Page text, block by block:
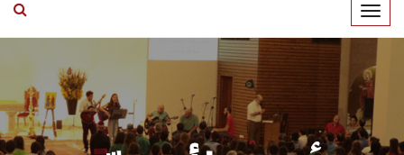
T
o
g
l
e
n